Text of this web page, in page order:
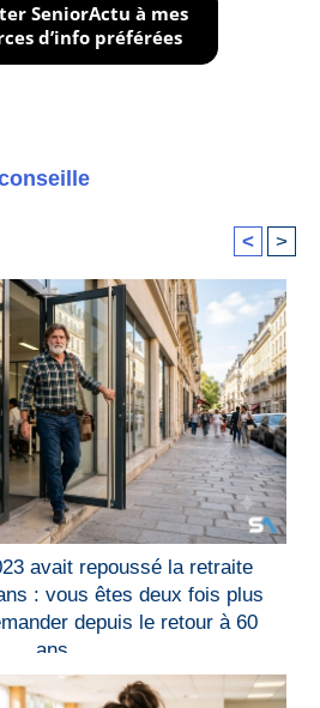
SeniorActu à mes
d’info préférées
< >
avait repoussé la retraite
: vous êtes deux fois plus
depuis le retour à 60
ans